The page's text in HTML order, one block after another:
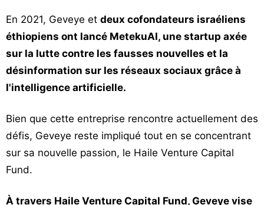
En 2021, Geveye et deux cofondateurs israéliens
éthiopiens ont lancé MetekuAI, une startup axée
sur la lutte contre les fausses nouvelles et la
désinformation sur les réseaux sociaux grâce à
l'intelligence artificielle.
Bien que cette entreprise rencontre actuellement des
défis, Geveye reste impliqué tout en se concentrant
sur sa nouvelle passion, le Haile Venture Capital
Fund.
À travers Haile Venture Capital Fund, Geveye vise